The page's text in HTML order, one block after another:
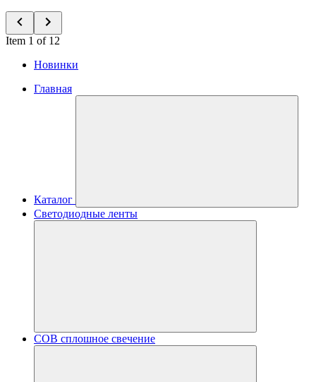
Item 1 of 12
Новинки
Главная
Каталог
Светодиодные ленты
COB сплошное свечение